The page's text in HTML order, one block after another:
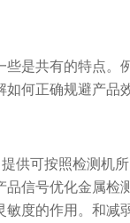
是共有的特点。
何正确规避产品
供可按照检测机
信号优化金属检
度的作用。和减